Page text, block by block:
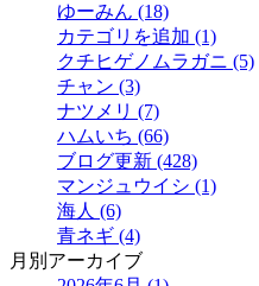
ゆーみん (18)
カテゴリを追加 (1)
クチヒゲノムラガニ (5)
チャン (3)
ナツメリ (7)
ハムいち (66)
ブログ更新 (428)
マンジュウイシ (1)
海人 (6)
青ネギ (4)
月別アーカイブ